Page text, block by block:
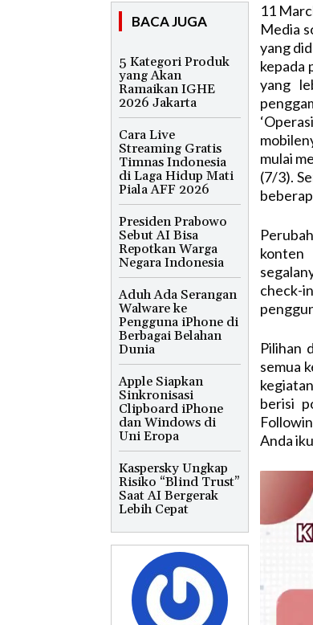
BACA JUGA
5 Kategori Produk
yang Akan
Ramaikan IGHE
2026 Jakarta
Cara Live
Streaming Gratis
Timnas Indonesia
di Laga Hidup Mati
Piala AFF 2026
Presiden Prabowo
Sebut AI Bisa
Repotkan Warga
Negara Indonesia
Aduh Ada Serangan
Walware ke
Pengguna iPhone di
Berbagai Belahan
Dunia
Apple Siapkan
Sinkronisasi
Clipboard iPhone
dan Windows di
Uni Eropa
Kaspersky Ungkap
Risiko “Blind Trust”
Saat AI Bergerak
Lebih Cepat
11
Media
yang
kepada
yang
mulai
(7/3).
konten
check-
Pilihan
semua
berisi
Anda